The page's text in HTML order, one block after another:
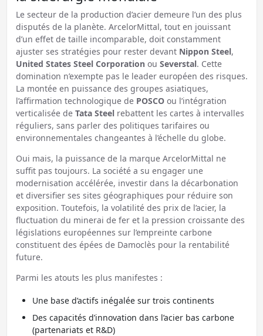
Le secteur de la production d’acier demeure l’un des plus
disputés de la planète. ArcelorMittal, tout en jouissant
d’un effet de taille incomparable, doit constamment
ajuster ses stratégies pour rester devant Nippon Steel,
United States Steel Corporation ou Severstal. Cette
domination n’exempte pas le leader européen des risques.
La montée en puissance des groupes asiatiques,
l’affirmation technologique de POSCOou l’intégration
verticalisée de Tata Steelrebattent les cartes à intervalles
réguliers, sans parler des politiques tarifaires ou
environnementales changeantes à l’échelle du globe.
Oui mais, la puissance de la marque ArcelorMittal ne
suffit pas toujours. La société a su engager une
modernisation accélérée, investir dans la décarbonation
et diversifier ses sites géographiques pour réduire son
exposition. Toutefois, la volatilité des prix de l’acier, la
fluctuation du minerai de fer et la pression croissante des
législations européennes sur l’empreinte carbone
constituent des épées de Damoclès pour la rentabilité
future.
Parmi les atouts les plus manifestes :
Une base d’actifs inégalée sur trois continents
Des capacités d’innovation dans l’acier bas carbone
(partenariats et R&D)